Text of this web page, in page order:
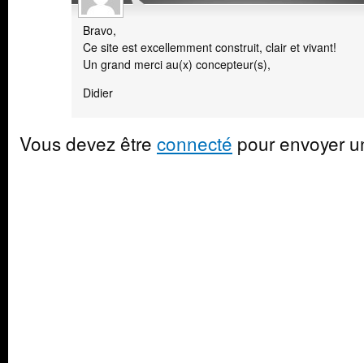
Bravo,
Ce site est excellemment construit, clair et vivant!
Un grand merci au(x) concepteur(s),
Didier
Vous devez être connecté pour envoyer